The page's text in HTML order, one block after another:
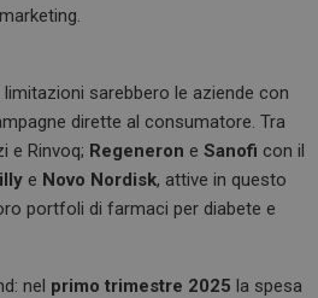
sarebbero le aziende con
dirette al consumatore. Tra
e Rinvoq; Regeneron e Sanofi con il
e Novo Nordisk, attive in questo
portfoli di farmaci per diabete e
nel primo trimestre 2025 la spesa